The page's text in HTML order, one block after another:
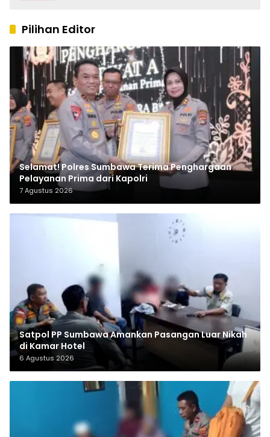
Pilihan Editor
Selamat! Polres Sumbawa Terima Penghargaan
Pelayanan Prima dari Kapolri
7 Agustus 2026
Satpol PP Sumbawa Amankan Pasangan Luar Nikah
di Kamar Hotel
6 Agustus 2026